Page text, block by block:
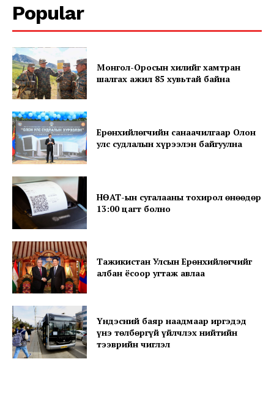
SUBSCRIBE NOW
Company
About
Contact us
Subscription Plans
My account
Popular
Монгол-Оросын хилийг хамтран
шалгах ажил 85 хувьтай байна
Ерөнхийлөгчийн санаачилгаар Олон
улс судлалын хүрээлэн байгуулна
НӨАТ-ын сугалааны тохирол өнөөдөр
13:00 цагт болно
Тажикистан Улсын Ерөнхийлөгчийг
албан ёсоор угтаж авлаа
Үндэсний баяр наадмаар иргэдэд
үнэ төлбөргүй үйлчлэх нийтийн
тээврийн чиглэл